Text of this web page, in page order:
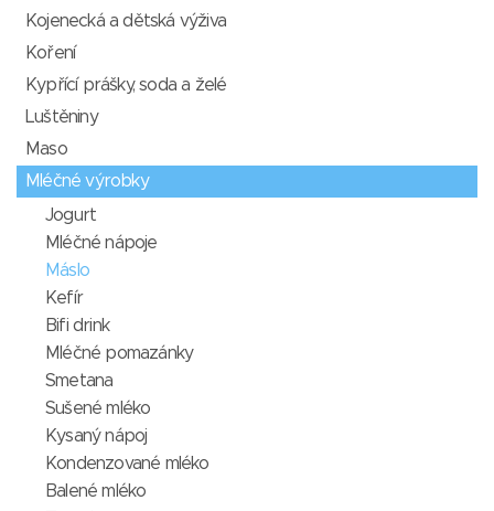
Kojenecká a dětská výživa
Koření
Kypřící prášky, soda a želé
Luštěniny
Maso
Mléčné výrobky
Jogurt
Mléčné nápoje
Máslo
Kefír
Bifi drink
Mléčné pomazánky
Smetana
Sušené mléko
Kysaný nápoj
Kondenzované mléko
Balené mléko